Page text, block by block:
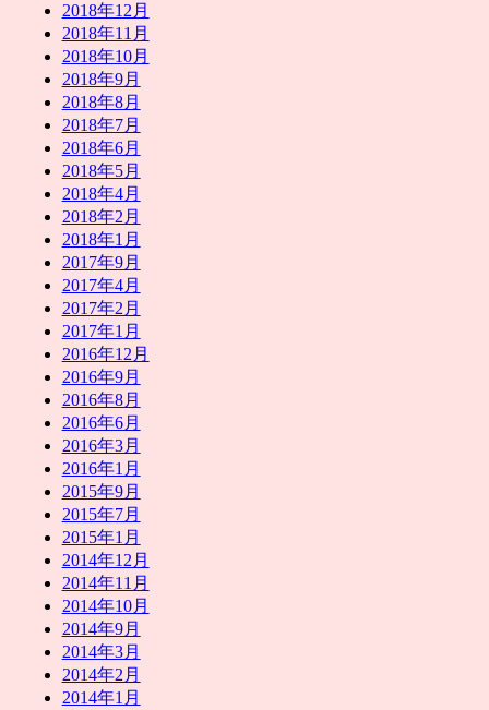
2018年12月
2018年11月
2018年10月
2018年9月
2018年8月
2018年7月
2018年6月
2018年5月
2018年4月
2018年2月
2018年1月
2017年9月
2017年4月
2017年2月
2017年1月
2016年12月
2016年9月
2016年8月
2016年6月
2016年3月
2016年1月
2015年9月
2015年7月
2015年1月
2014年12月
2014年11月
2014年10月
2014年9月
2014年3月
2014年2月
2014年1月